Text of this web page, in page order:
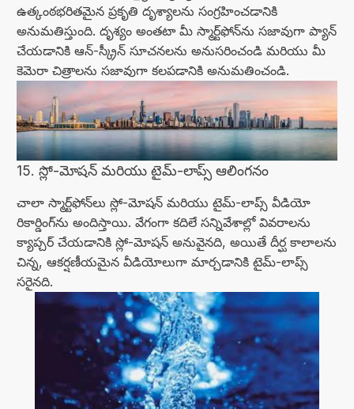
ఉత్కంఠభరితమైన ప్రకృతి దృశ్యాలను సంగ్రహించడానికి
అనుమతిస్తుంది. దృశ్యం అంతటా మీ స్మార్ట్‌ఫోన్‌ను సజావుగా ప్యాన్
చేయడానికి ఆన్-స్క్రీన్ సూచనలను అనుసరించండి మరియు మీ
కెమెరా చిత్రాలను సజావుగా కలపడానికి అనుమతించండి.
15. స్లో-మోషన్ మరియు టైమ్-లాప్స్ ఆలింగనం
చాలా స్మార్ట్‌ఫోన్‌లు స్లో-మోషన్ మరియు టైమ్-లాప్స్ వీడియో
రికార్డింగ్‌ను అందిస్తాయి. వేగంగా కదిలే సన్నివేశాల్లో వివరాలను
క్యాప్చర్ చేయడానికి స్లో-మోషన్ అనువైనది, అయితే దీర్ఘ కాలాలను
చిన్న, ఆకర్షణీయమైన వీడియోలుగా మార్చడానికి టైమ్-లాప్స్
సరైనది.